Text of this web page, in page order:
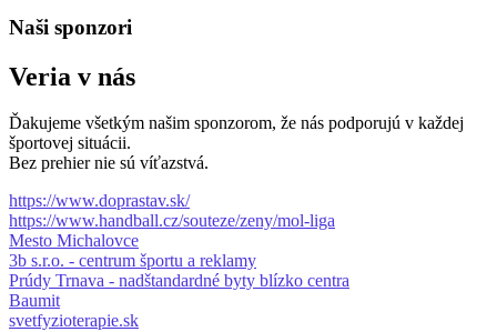
Naši sponzori
Veria v nás
Ďakujeme všetkým našim sponzorom, že nás podporujú v každej
športovej situácii.
Bez prehier nie sú víťazstvá.
https://www.doprastav.sk/
https://www.handball.cz/souteze/zeny/mol-liga
Mesto Michalovce
3b s.r.o. - centrum športu a reklamy
Prúdy Trnava - nadštandardné byty blízko centra
Baumit
svetfyzioterapie.sk